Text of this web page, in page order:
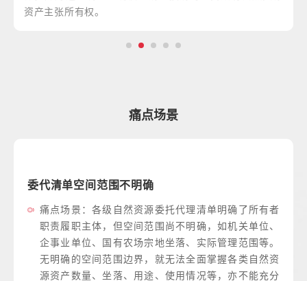
资产主张所有权。
痛点场景
了所有者
关单位、
范围等。
类自然资
不能充分
对自然资源资产实物量、价值量不够掌握
痛点场景：党的十八大以来，自然资源资
等问题是我国自然资源资产产权制度建立
问题之一，这将造成所有者不到位、自然
发利用不合理等问题。因此，掌握实物量
内的自然资源家底是实现自然资源资产监